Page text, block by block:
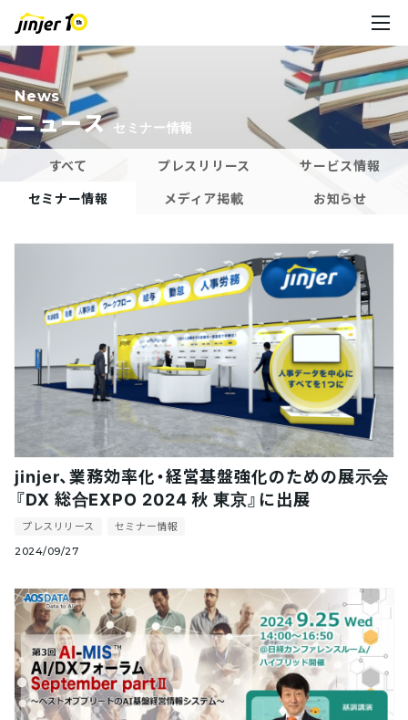
News
ニュース セミナー情報
すべて プレスリリース
サービス情報
セミナー情報
メディア掲載 お知らせ
jinjer、業務効率化・経営基盤強化のための展示会
『DX 総合EXPO 2024 秋 東京』に出展
プレスリリース セミナー情報
2024/09/27